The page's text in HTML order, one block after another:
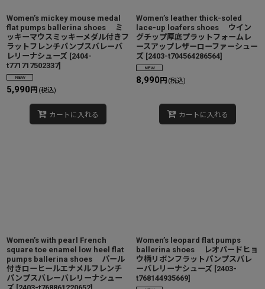
Women’s mickey mouse medal
flat pumps ballerina shoes ミ
ッキーマウスミッキーメダル付きフ
ラットフレンチパンプスバレーバ
レリーナシューズ [2404-
t771717502337]
5,990 円 (税込)
カートに入れる
Women’s leather thick-soled
lace-up loafers shoes ウイン
グチップ厚底プラットフォームレ
ースアップレザーローファーシュー
ズ [2403-t704564286564]
8,990 円 (税込)
カートに入れる
Women’s with pearl French
square toe enamel low heel flat
pumps ballerina shoes パール
付きローヒールエナメルフレンチ
パンプスバレーバレリーナシュー
Women’s leopard flat pumps
ballerina shoes レオパードヒョ
ウ柄リボンフラットパンプスバレ
ーバレリーナシューズ [2403-
t768144935669]